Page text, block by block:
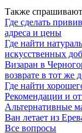
Также спрашивают
Где сделать
адреса и цены
Где найти
искусственных
Визаран в
возврате в тот же
Где найти
Рекомендации и
Альтернативные
Ван летает из
Все вопросы